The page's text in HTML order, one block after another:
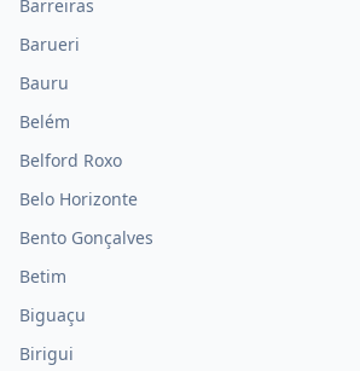
Barreiras
Barueri
Bauru
Belém
Belford Roxo
Belo Horizonte
Bento Gonçalves
Betim
Biguaçu
Birigui